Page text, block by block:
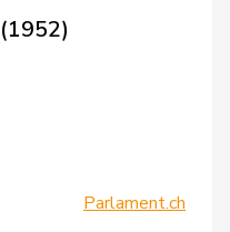
(1952)
Parlament.ch